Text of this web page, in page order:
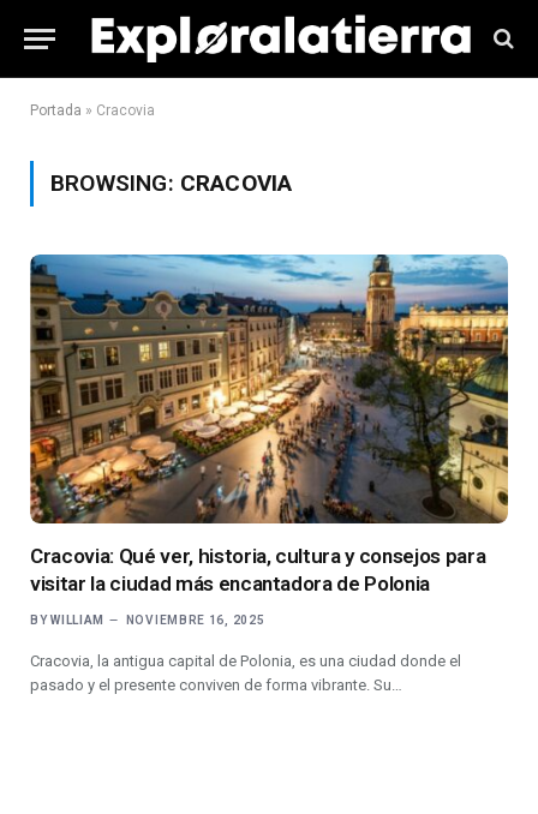
Portada » Cracovia
BROWSING: CRACOVIA
Cracovia: Qué ver, historia, cultura y consejos para
visitar la ciudad más encantadora de Polonia
BY WILLIAM NOVIEMBRE 16, 2025
Cracovia, la antigua capital de Polonia, es una ciudad donde el
pasado y el presente conviven de forma vibrante. Su…